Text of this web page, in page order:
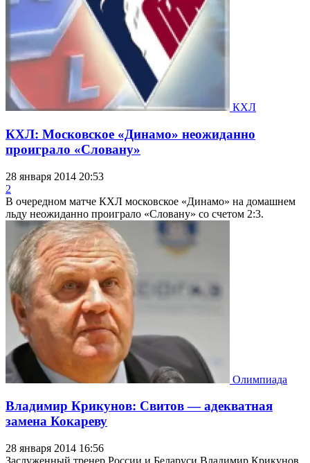
КХЛ
КХЛ: Московское «Динамо» неожиданно
проиграло «Словану»
28 января 2014 20:53
2
В очередном матче КХЛ московское «Динамо» на домашнем
льду неожиданно проиграло «Словану» со счетом 2:3.
Олимпиада
Владимир Крикунов: Свитов — адекватная
замена Кокареву
28 января 2014 16:56